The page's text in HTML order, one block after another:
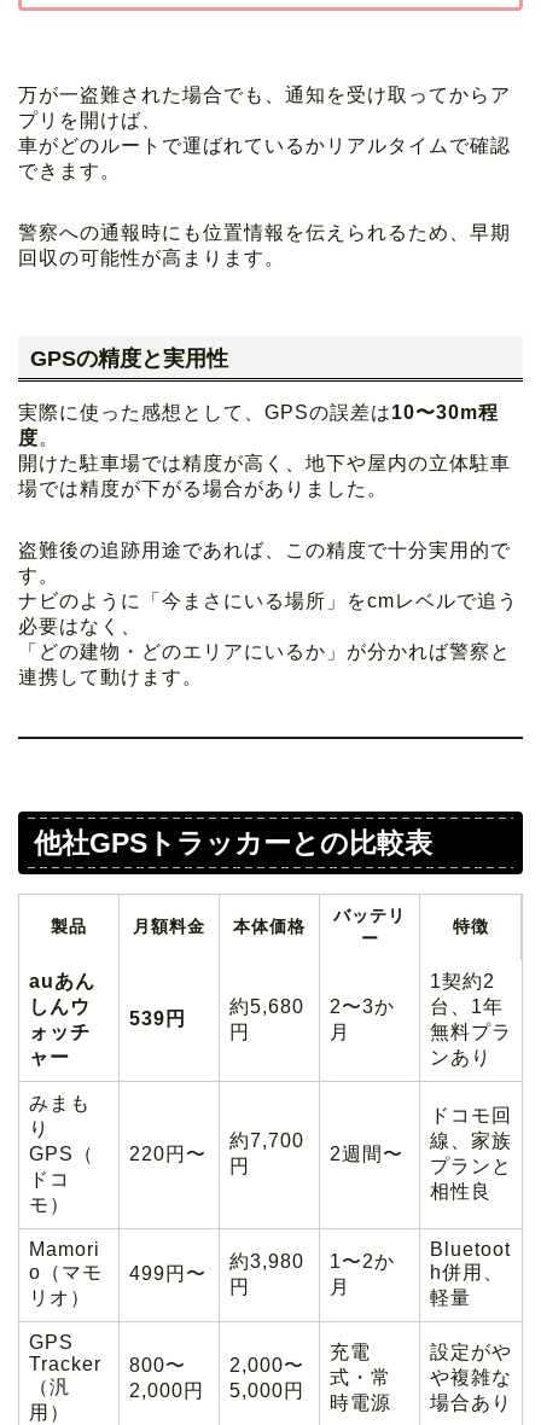
万が一盗難された場合でも、通知を受け取ってからア
プリを開けば、
車がどのルートで運ばれているかリアルタイムで確認
できます。
警察への通報時にも位置情報を伝えられるため、早期
回収の可能性が高まります。
GPSの精度と実用性
実際に使った感想として、GPSの誤差は10〜30m程
度。
開けた駐車場では精度が高く、地下や屋内の立体駐車
場では精度が下がる場合がありました。
盗難後の追跡用途であれば、この精度で十分実用的で
す。
ナビのように「今まさにいる場所」をcmレベルで追う
必要はなく、
「どの建物・どのエリアにいるか」が分かれば警察と
連携して動けます。
他社GPSトラッカーとの比較表
製品 月額料金 本体価格
バッテリ
ー
特徴
auあん
しんウ
ォッチ
ャー
539円
約5,680
円
2〜3か
月
1契約2
台、1年
無料プラ
ンあり
みまも
り
GPS（
ドコ
モ）
220円〜
約7,700
円
2週間〜
ドコモ回
線、家族
プランと
相性良
Mamori
o（マモ
リオ）
499円〜
約3,980
円
1〜2か
月
Bluetoot
h併用、
軽量
GPS
Tracker
（汎
用）
800〜
2,000円
2,000〜
5,000円
充電
式・常
時電源
設定がや
や複雑な
場合あり